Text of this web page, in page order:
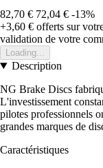
82,70 € 72,04 € -13%
+3,60 € offerts sur
validation de votre
Loading...
Description
NG Brake Discs
L'investissement
pilotes professionnels
grandes marques de
Caractéristiques